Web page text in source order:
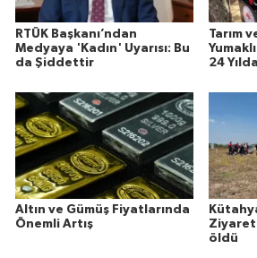
RTÜK Başkanı’ndan
Medyaya 'Kadın' Uyarısı: Bu
da Şiddettir
Tarım
24
Altın ve Gümüş Fiyatlarında
Önemli Artış
öldü